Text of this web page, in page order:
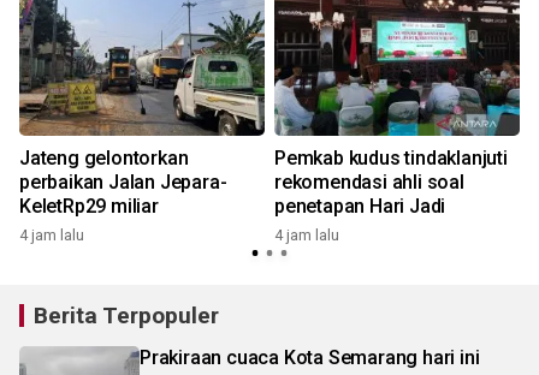
Jateng gelontorkan
perbaikan Jalan Jepara-
KeletRp29 miliar
4 jam lalu
Pemkab kudus tindaklanjuti
rekomendasi ahli soal
penetapan Hari Jadi
4 jam lalu
Berita Terpopuler
Prakiraan cuaca Kota Semarang hari ini